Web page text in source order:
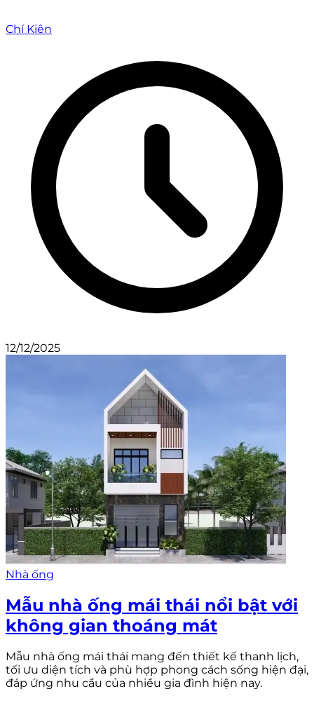
Chí Kiên
12/12/2025
Nhà ống
Mẫu nhà ống mái thái nổi bật với
không gian thoáng mát
Mẫu nhà ống mái thái mang đến thiết kế thanh lịch,
tối ưu diện tích và phù hợp phong cách sống hiện đại,
đáp ứng nhu cầu của nhiều gia đình hiện nay.